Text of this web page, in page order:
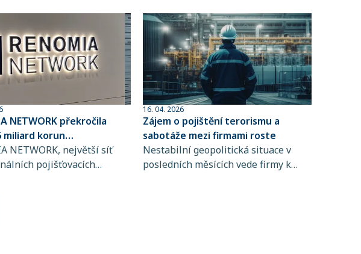
NETWORK překročila
miliard korun
pojistného
NETWORK, největší síť
pojišťovacích
GROUP, dosáhla
milníku. Hodnota
které svým klientům
16. 04. 2026
Zájem o pojištění terorismu a
sabotáže mezi firmami roste
Nestabilní geopolitická situace v
posledních měsících vede firmy k